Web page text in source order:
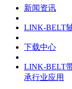
新闻资讯
LINK-BELT
下载中心
LINK-BELT
承行业应用